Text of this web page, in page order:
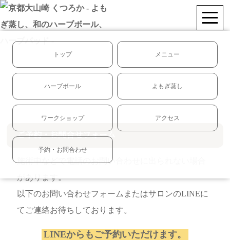
トップ メニュー
ハーブボール よもぎ蒸し
ワークショップ アクセス
予約・お問合わせ
ご予約・お問合せフォーム
施術中などで電話のお問い合わせに出られない場合
があります。
以下のお問い合わせフォームまたはサロンのLINEに
てご連絡お待ちしております。
LINEからもご予約いただけます。